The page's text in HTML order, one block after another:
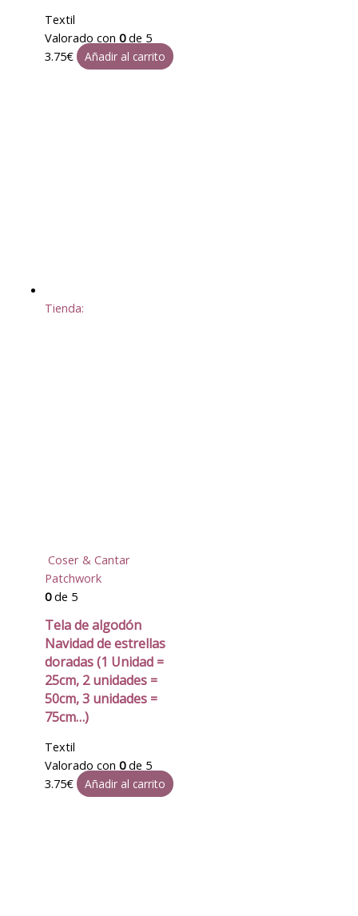
Textil
Valorado con 0de 5
3.75€ Añadir al carrito
Tienda:
Coser & Cantar
Patchwork
0de 5
Tela de algodón
Navidad de estrellas
doradas (1 Unidad =
25cm, 2 unidades =
50cm, 3 unidades =
75cm…)
Textil
Valorado con 0de 5
3.75€ Añadir al carrito